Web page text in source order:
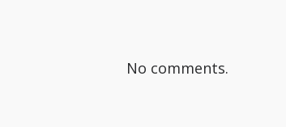
No comments.